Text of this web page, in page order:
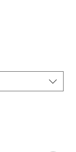
promotionnel